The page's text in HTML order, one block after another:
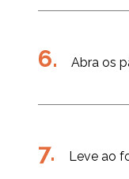
Abra os
Leve ao